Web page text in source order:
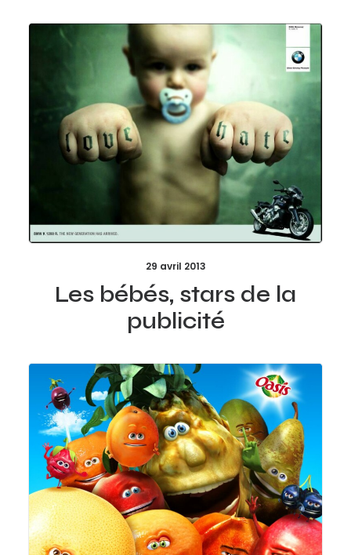
29 avril 2013
Les bébés, stars de la
publicité